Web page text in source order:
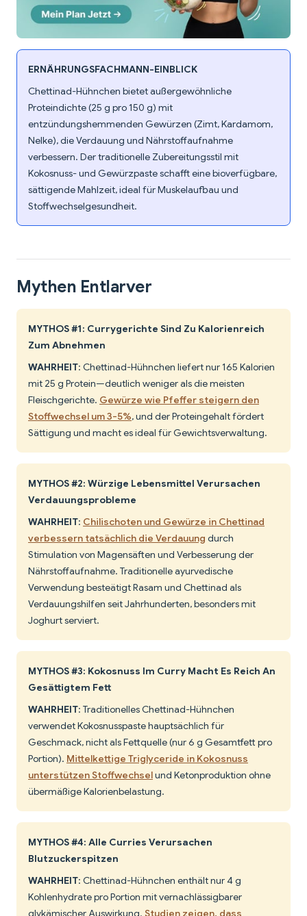
ERNÄHRUNGSFACHMANN-EINBLICK
Chettinad-Hühnchen bietet außergewöhnliche
Proteindichte (25 g pro 150 g) mit
entzündungshemmenden Gewürzen (Zimt, Kardamom,
Nelke), die Verdauung und Nährstoffaufnahme
verbessern. Der traditionelle Zubereitungsstil mit
Kokosnuss- und Gewürzpaste schafft eine bioverfügbare,
sättigende Mahlzeit, ideal für Muskelaufbau und
Stoffwechselgesundheit.
Mythen Entlarver
MYTHOS #1: Currygerichte Sind Zu Kalorienreich
Zum Abnehmen
WAHRHEIT: Chettinad-Hühnchen liefert nur 165 Kalorien
mit 25 g Protein—deutlich weniger als die meisten
Fleischgerichte. Gewürze wie Pfeffer steigern den
Stoffwechsel um 3-5%, und der Proteingehalt fördert
Sättigung und macht es ideal für Gewichtsverwaltung.
MYTHOS #2: Würzige Lebensmittel Verursachen
Verdauungsprobleme
WAHRHEIT: Chilischoten und Gewürze in Chettinad
verbessern tatsächlich die Verdauung durch
Stimulation von Magensäften und Verbesserung der
Nährstoffaufnahme. Traditionelle ayurvedische
Verwendung besteätigt Rasam und Chettinad als
Verdauungshilfen seit Jahrhunderten, besonders mit
Joghurt serviert.
MYTHOS #3: Kokosnuss Im Curry Macht Es Reich An
Gesättigtem Fett
WAHRHEIT: Traditionelles Chettinad-Hühnchen
verwendet Kokosnusspaste hauptsächlich für
Geschmack, nicht als Fettquelle (nur 6 g Gesamtfett pro
Portion). Mittelkettige Triglyceride in Kokosnuss
unterstützen Stoffwechselund Ketonproduktion ohne
übermäßige Kalorienbelastung.
MYTHOS #4: Alle Curries Verursachen
Blutzuckerspitzen
WAHRHEIT: Chettinad-Hühnchen enthält nur 4 g
Kohlenhydrate pro Portion mit vernachlässigbarer
glykämischer Auswirkung. Studien zeigen, dass